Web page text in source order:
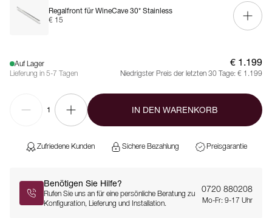
Regalfront für WineCave 30* Stainless
€ 15
Auf Lager
Lieferung in 5-7 Tagen
€ 1.199
Niedrigster Preis der letzten 30 Tage: € 1.199
1 IN DEN WARENKORB
Zufriedene Kunden Sichere Bezahlung Preisgarantie
Benötigen Sie Hilfe?
Rufen Sie uns an für eine persönliche Beratung zu
Konfiguration, Lieferung und Installation.
0720 880208
Mo-Fr: 9-17 Uhr